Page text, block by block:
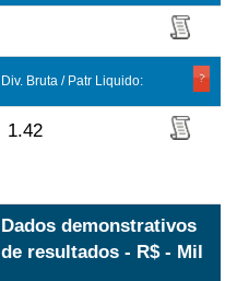
Div. Bruta / Patr Liquido:
1.42
Dados demonstrativos
de resultados - R$ - Mil